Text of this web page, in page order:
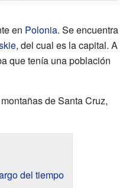
en Polonia. Se encuentra
, del cual es la capital. A
que tenía una población
de Santa Cruz,
del tiempo